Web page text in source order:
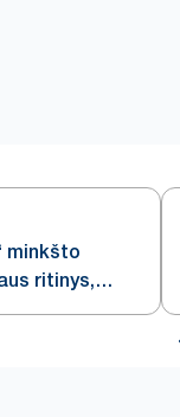
minkšto
ritinys,